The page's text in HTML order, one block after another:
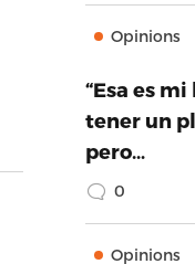
Opinions
“Esa es
tener un
pero…
0
Opinions